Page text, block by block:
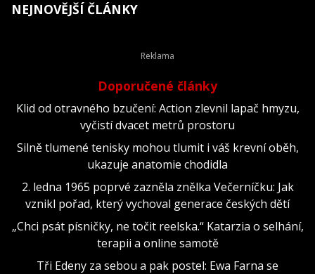
NEJNOVĚJŠÍ ČLÁNKY
Doporučené články
Klid od otravného bzučení: Action zlevnil lapač hmyzu,
vyčistí dvacet metrů prostoru
Silně tlumené tenisky mohou tlumit i váš krevní oběh,
ukazuje anatomie chodidla
2. ledna 1965 poprvé zazněla znělka Večerníčku: Jak
vznikl pořad, který vychoval generace českých dětí
„Chci psát písničky, ne točit reelska.“ Katarzia o selhání,
terapii a online samotě
Tři Edeny za sebou a pak postel: Ewa Farna se